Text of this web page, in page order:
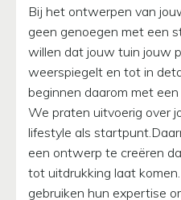
Bij het ontwerpen van
geen genoegen met een
willen dat jouw tuin jouw
weerspiegelt en tot in
beginnen daarom met
We praten uitvoerig over
lifestyle als
een ontwerp te creëren
tot uitdrukking laat
gebruiken hun expertise